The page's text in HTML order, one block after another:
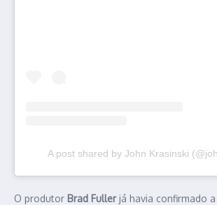
A post shared by John Krasinski
O produtor Brad Fullerjá havia confirmado